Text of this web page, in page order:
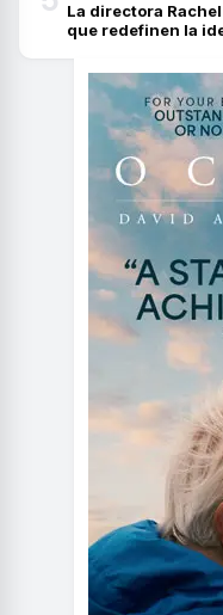
La directora
que redefinen la